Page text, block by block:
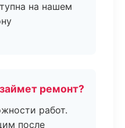
на нашем
ремонт?
работ.
после